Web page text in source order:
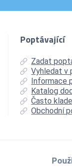
Poptávající
Zadat
Vyhledat v
Informace
Katalog
Často
Obchodní